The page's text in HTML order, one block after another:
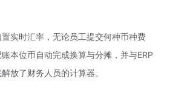
置实时汇率，无论员工提交何种币种费
本位币自动完成换算与分摊，并与ERP
放了财务人员的计算器。